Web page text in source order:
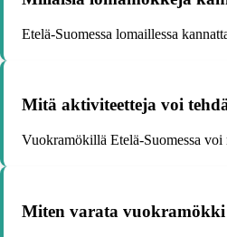
Etelä-Suomessa lomaillessa
Mitä aktiviteetteja voi
Vuokramökillä Etelä-Suomessa voi
Miten varata vuokramökki